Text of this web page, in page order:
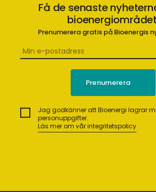
Få de senaste
Prenumerera gratis på Bioenergis
Jag godkänner att Bioenergi lagrar
personuppgifter.
Läs mer om vår integritetspolicy